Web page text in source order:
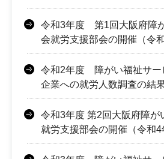
令和3年度 第1回大阪府障
会就労支援部会の開催（令
令和2年度 障がい福祉サー
企業への就労人数調査の結
令和3年度 第2回大阪府障が
就労支援部会の開催（令和4